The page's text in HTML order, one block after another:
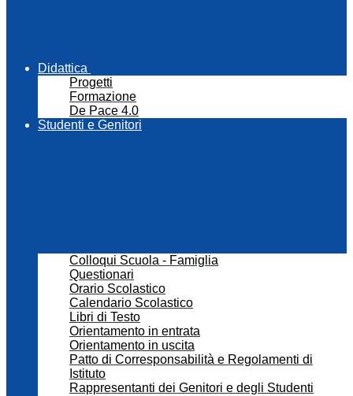
Didattica
Progetti
Formazione
De Pace 4.0
Studenti e Genitori
Colloqui Scuola - Famiglia
Questionari
Orario Scolastico
Calendario Scolastico
Libri di Testo
Orientamento in entrata
Orientamento in uscita
Patto di Corresponsabilità e Regolamenti di
Istituto
Rappresentanti dei Genitori e degli Studenti